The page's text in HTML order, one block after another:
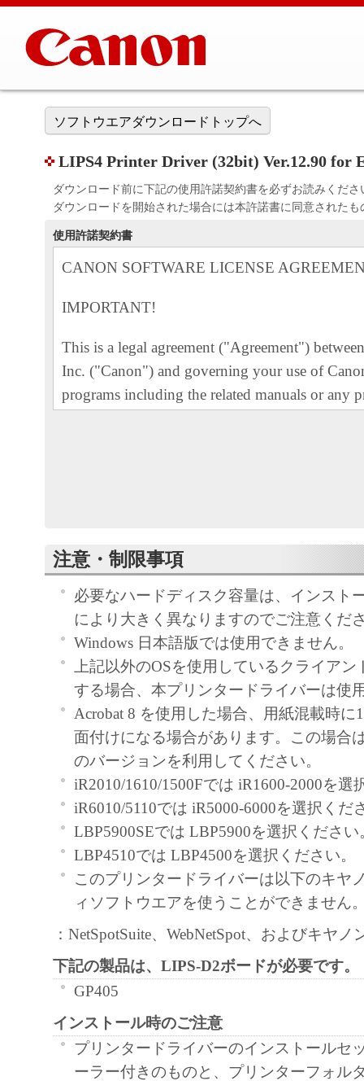
ソフトウエアダウンロードトップへ
LIPS4 Printer Driver (32bit) Ver.12.90 for
ダウンロード前に下記の使用許諾契約書を必ずお読みくださ
ダウンロードを開始された場合には本許諾書に同意された
使用許諾契約書
CANON SOFTWARE LICENSE
IMPORTANT!
This is a legal agreement ("Agreement")
Inc. ("Canon") and governing your use of
programs including the related manuals or any
CLICKING THE BUTTON INDICATING
ACCEPTANCE AS STATED BELOW OR
SOFTWARE, YOU AGREE TO BE BOUND
AND CONDITIONS OF THIS
NOT AGREE TO THE FOLLOWING
CONDITIONS OF THIS AGREEMENT, DO
SOFTWARE. NO REFUND WILL BE
SOFTWARE WAS PROVIDED TO YOU AT
GRANT OF LICENSE
Canon grants you a personal, limited and
license to use ("use" as used herein shall
loading, installing, accessing, executing or
Software solely for the use with Products
directly or via network connected to the
"Designated Computer").
your Designated Computer to use the
that you must assure that all such users
terms of this Agreement and shall be
and obligations borne by you hereunder.
You may make one copy of the Software
up purpose.
注意・制限事項
必要なハードディスク容量は、インスト
により大きく異なりますのでご注意くだ
Windows 日本語版では使用できません。
上記以外のOSを使用しているクライア
する場合、本プリンタードライバーは使
Acrobat 8 を使用した場合、用紙混載時に
面付けになる場合があります。この場合
のバージョンを利用してください。
iR2010/1610/1500Fでは iR1600-2000を選
iR6010/5110では iR5000-6000を選択くだ
LBP5900SEでは LBP5900を選択ください
LBP4510では LBP4500を選択ください。
このプリンタードライバーは以下のキヤ
ィソフトウエアを使うことができません
：NetSpotSuite、WebNetSpot、およびキヤノ
下記の製品は、LIPS-D2ボードが必要です。
GP405
インストール時のご注意
プリンタードライバーのインストールセ
ーラー付きのものと、プリンターフォル